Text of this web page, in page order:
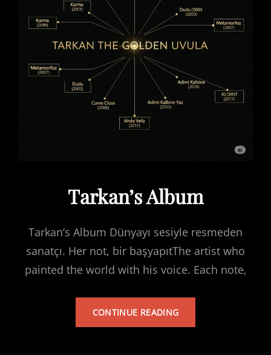
Tarkan’s Album
Tarkan’s Album Dünyayı sesiyle resmeden
sanatçı. Her not, bir başyapıtThe artist who
painted the world with his voice. Each note,
CONTINUE READINGTARKAN’S